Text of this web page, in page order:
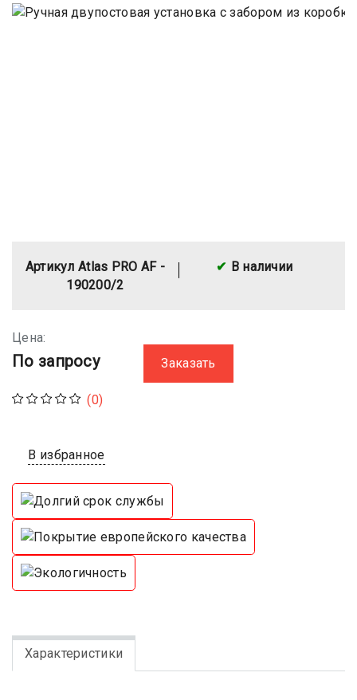
Артикул Atlas PRO AF -
190200/2
В наличии
Цена:
По запросу Заказать
(0)
В избранное
Характеристики